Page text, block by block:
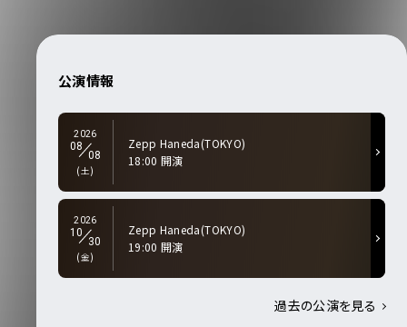
公演情報
2026
08
08
(土)
Zepp Haneda(TOKYO)
18:00 開演
2026
10
30
(金)
Zepp Haneda(TOKYO)
19:00 開演
過去の公演を見る